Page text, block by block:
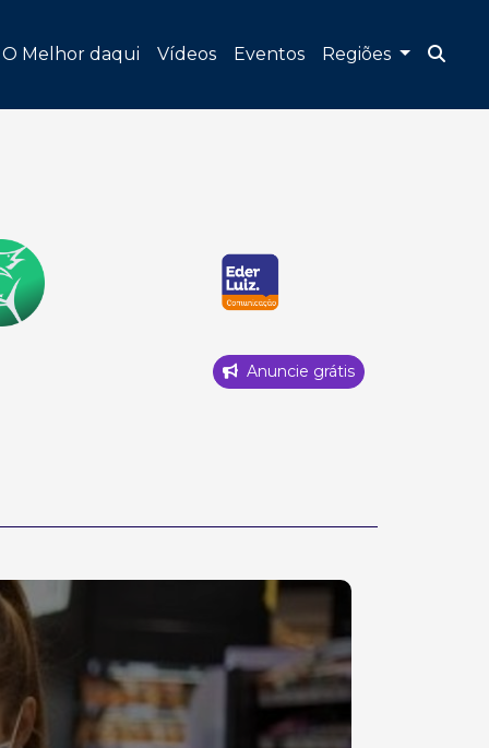
O Melhor daqui Vídeos Eventos Regiões
Anuncie grátis